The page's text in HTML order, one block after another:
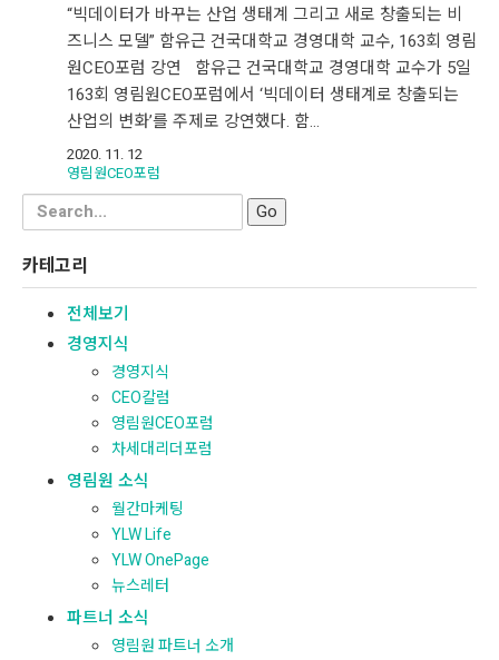
“빅데이터가 바꾸는 산업 생태계 그리고 새로 창출되는 비
즈니스 모델” 함유근 건국대학교 경영대학 교수, 163회 영림
원CEO포럼 강연 함유근 건국대학교 경영대학 교수가 5일
163회 영림원CEO포럼에서 ‘빅데이터 생태계로 창출되는
산업의 변화’를 주제로 강연했다. 함…
2020. 11. 12
영림원CEO포럼
Search
for:
카테고리
전체보기
경영지식
경영지식
CEO칼럼
영림원CEO포럼
차세대리더포럼
영림원 소식
월간마케팅
YLW Life
YLW OnePage
뉴스레터
파트너 소식
영림원 파트너 소개